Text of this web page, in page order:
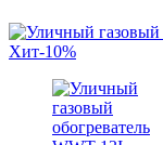
Хит-10%